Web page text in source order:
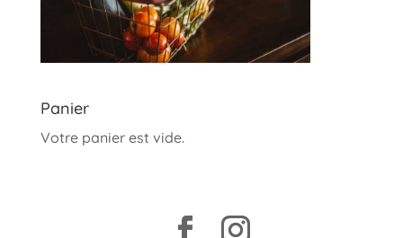
Panier
Votre panier est vide.